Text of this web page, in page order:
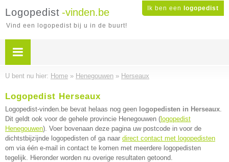
Ik ben een logopedist
Logopedist -vinden.be
Vind een logopedist bij u in de buurt!
U bent nu hier: Home » Henegouwen » Herseaux
Logopedist Herseaux
Logopedist-vinden.be bevat helaas nog geen logopedisten in Herseaux.
Dit geldt ook voor de gehele provincie Henegouwen ( logopedist
Henegouwen). Voer bovenaan deze pagina uw postcode in voor de
dichtstbijzijnde logopedisten of ga naar direct contact met logopedisten
om via één e-mail in contact te komen met meerdere logopedisten
tegelijk. Hieronder worden nu overige resultaten getoond.